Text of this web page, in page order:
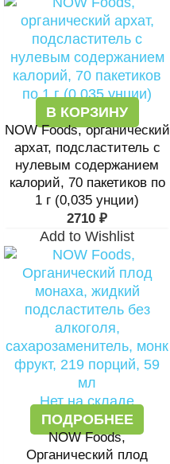
В КОРЗИНУ
NOW Foods, органический
архат, подсластитель с
нулевым содержанием
калорий, 70 пакетиков по
1 г (0,035 унции)
2710 ₽
Add to Wishlist
Нет на складе
ПОДРОБНЕЕ
NOW Foods,
Органический плод